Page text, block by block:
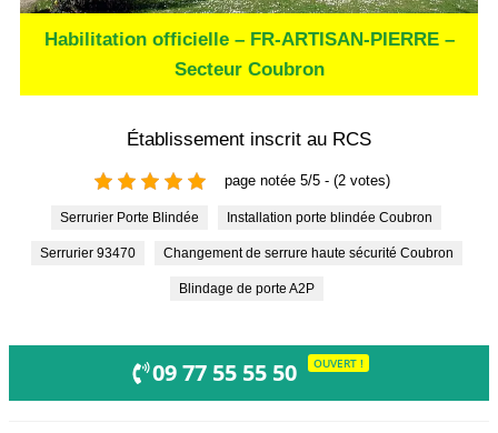
Habilitation officielle – FR-ARTISAN-PIERRE –
Secteur Coubron
Établissement inscrit au RCS
page notée 5/5 - (2 votes)
Serrurier Porte Blindée Installation porte blindée Coubron
Serrurier 93470 Changement de serrure haute sécurité Coubron
Blindage de porte A2P
09 77 55 55 50 OUVERT !